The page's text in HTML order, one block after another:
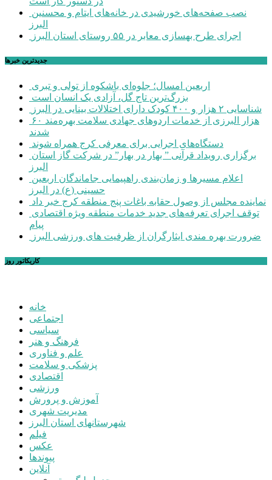
البرز
اجرای طرح بهسازی معابر در ۵۵ روستای استان البرز
جديدترين خبرها
اربعین امسال؛ جلوه‌ای باشکوه از تولی و تبری
بزرگ‌ترین تاج گل، آزادی یک انسان است
شناسایی ۲ هزار و ۴۰۰ کودک دارای اختلالات بینایی در البرز
۶۰ هزار البرزی از خدمات اردوهای جهادی سلامت بهره‌مند
شدند
دستگاه‌های اجرایی برای معرفی کرج همراه شوند
البرز
حسینی (ع) در البرز
نماینده مجلس از وصول حقابه باغات پنج منطقه کرج خبر داد
پیام
ضرورت بهره مندی ایثارگران از ظرفیت های ورزشی البرز
کاریکاتور روز
خانه
اجتماعی
سیاسی
فرهنگ و هنر
علم و فناوری
پزشکی و سلامت
اقتصادی
ورزشی
آموزش و پرورش
مدیریت شهری
شهرستانهای استان البرز
فیلم
عکس
پیوندها
آنلاین